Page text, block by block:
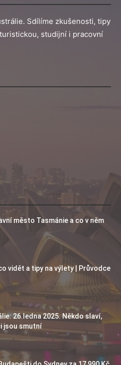
Sdílíme zkušenosti, tipy
studijní i pracovní
město Tasmánie a co v něm
vidět a tipy na výlety | Průvodce
26.ledna 2025. Někdo slaví,
jsou smutní